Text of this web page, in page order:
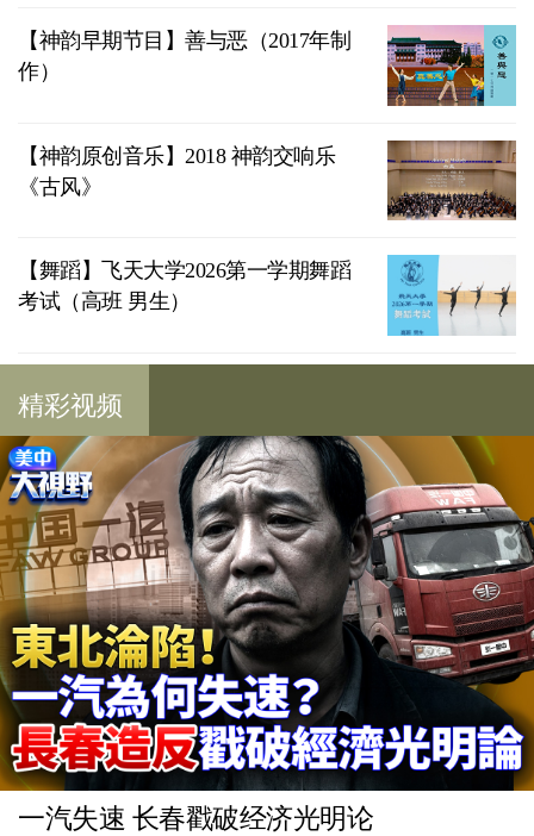
【神韵早期节目】善与恶（2017年制
作）
【神韵原创音乐】2018 神韵交响乐
《古风》
【舞蹈】飞天大学2026第一学期舞蹈
考试（高班 男生）
精彩视频
一汽失速 长春戳破经济光明论